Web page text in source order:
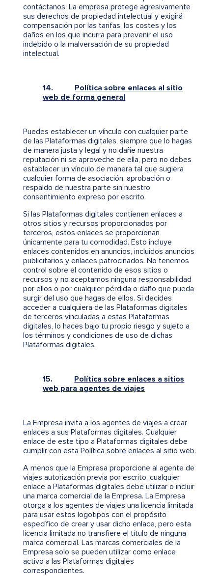
contáctanos. La empresa protege agresivamente
sus derechos de propiedad intelectual y exigirá
compensación por las tarifas, los costes y los
daños en los que incurra para prevenir el uso
indebido o la malversación de su propiedad
intelectual.
14. Política sobre enlaces al sitio
web de forma general
Puedes establecer un vínculo con cualquier parte
de las Plataformas digitales, siempre que lo hagas
de manera justa y legal y no dañe nuestra
reputación ni se aproveche de ella, pero no debes
establecer un vínculo de manera tal que sugiera
cualquier forma de asociación, aprobación o
respaldo de nuestra parte sin nuestro
consentimiento expreso por escrito.
Si las Plataformas digitales contienen enlaces a
otros sitios y recursos proporcionados por
terceros, estos enlaces se proporcionan
únicamente para tu comodidad. Esto incluye
enlaces contenidos en anuncios, incluidos anuncios
publicitarios y enlaces patrocinados. No tenemos
control sobre el contenido de esos sitios o
recursos y no aceptamos ninguna responsabilidad
por ellos o por cualquier pérdida o daño que pueda
surgir del uso que hagas de ellos. Si decides
acceder a cualquiera de las Plataformas digitales
de terceros vinculadas a estas Plataformas
digitales, lo haces bajo tu propio riesgo y sujeto a
los términos y condiciones de uso de dichas
Plataformas digitales.
15. Política sobre enlaces a sitios
web para agentes de viajes
La Empresa invita a los agentes de viajes a crear
enlaces a sus Plataformas digitales. Cualquier
enlace de este tipo a Plataformas digitales debe
cumplir con esta Política sobre enlaces al sitio web.
A menos que la Empresa proporcione al agente de
viajes autorización previa por escrito, cualquier
enlace a Plataformas digitales debe utilizar o incluir
una marca comercial de la Empresa. La Empresa
otorga a los agentes de viajes una licencia limitada
para usar estos logotipos con el propósito
específico de crear y usar dicho enlace, pero esta
licencia limitada no transfiere el título de ninguna
marca comercial. Las marcas comerciales de la
Empresa solo se pueden utilizar como enlace
activo a las Plataformas digitales
correspondientes.